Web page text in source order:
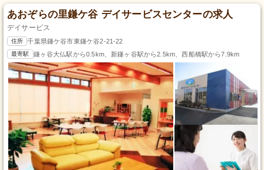
あおぞらの里鎌ケ谷 デイサービスセンターの求人
デイサービス
住所 千葉県鎌ケ谷市東鎌ケ谷2-21-22
最寄駅 鎌ヶ谷大仏駅から0.5km、新鎌ヶ谷駅から2.5km、西船橋駅から7.9km